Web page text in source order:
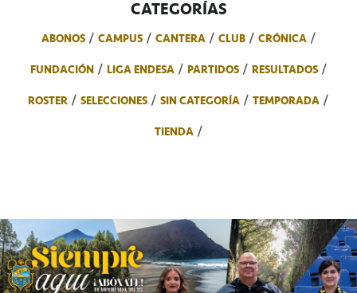
CATEGORÍAS
ABONOS CAMPUS CANTERA CLUB
CRÓNICA
FUNDACIÓN
LIGA ENDESA PARTIDOS
RESULTADOS
ROSTER
SELECCIONES SIN CATEGORÍA
TEMPORADA
TIENDA